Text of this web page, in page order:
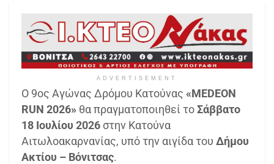
ADVERTISEMENT
Ο 9ος Αγώνας Δρόμου Κατούνας «MEDEON
RUN 2026» θα πραγματοποιηθεί τοΣάββατο
18 Ιουλίου 2026 στην Κατούνα
Αιτωλοακαρνανίας, υπό την αιγίδα του Δήμου
Ακτίου – Βόνιτσας.